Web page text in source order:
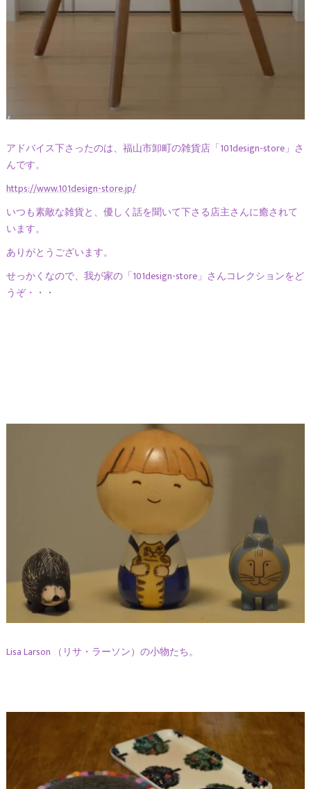
アドバイス下さったのは、福山市卸町の雑貨店「101design-store」さ
んです。
https://www.101design-store.jp/
いつも素敵な雑貨と、優しく話を聞いて下さる店主さんに癒されて
います。
ありがとうございます。
せっかくなので、我が家の「101design-store」さんコレクションをど
うぞ・・・
Lisa Larson （リサ・ラーソン）の小物たち。